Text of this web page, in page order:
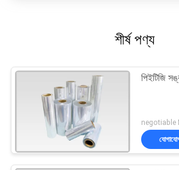
শীর্ষ পণ্য
পিইটিজি
negotiable